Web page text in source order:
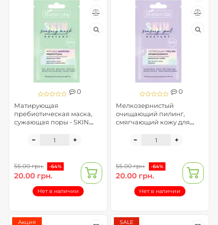
0
Матирующая
пребиотическая маска,
сужающая поры - SKIN
55.00 грн. -64%
20.00 грн.
Нет в наличии
0
Мелкозернистый
очищающий пилинг,
смягчающий кожу для
SENSORY PEELING
55.00 грн. -64%
20.00 грн.
Нет в наличии
Акция SALE